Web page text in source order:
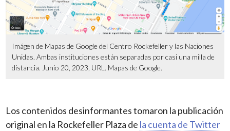
Imágen de Mapas de Google del Centro Rockefeller y las Naciones
Unidas. Ambas instituciones están separadas por casi una milla de
distancia. Junio 20, 2023, URL. Mapas de Google.
Los contenidos desinformantes tomaron la publicación
original en la Rockefeller Plaza de la cuenta de Twitter